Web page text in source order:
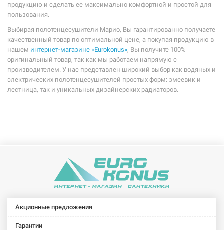
продукцию и сделать ее максимально комфортной и простой для
пользования.
Выбирая полотенцесушители Марио, Вы гарантированно получаете
качественный товар по оптимальной цене, а покупая продукцию в
нашем интернет-магазине «Eurokonus», Вы получите 100%
оригинальный товар, так как мы работаем напрямую с
производителем. У нас представлен широкий выбор как водяных и
электрических полотенцесушителей простых форм: змеевик и
лестница, так и уникальных дизайнерских радиаторов.
Акционные предложения
Гарантии